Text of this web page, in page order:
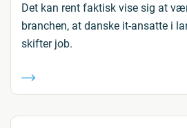
Det kan rent faktisk vise sig at
branchen, at danske it-ansatte i
skifter job.